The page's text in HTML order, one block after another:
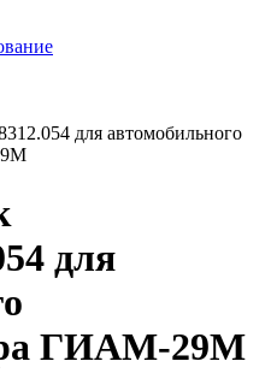
для автомобильного
для
ГИАМ-29М